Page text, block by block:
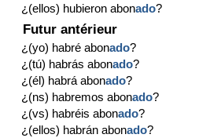
¿(ellos) hubieron abonado?
Futur antérieur
¿(yo) habré abonado?
¿(tú) habrás abonado?
¿(él) habrá abonado?
¿(ns) habremos abonado?
¿(vs) habréis abonado?
¿(ellos) habrán abonado?